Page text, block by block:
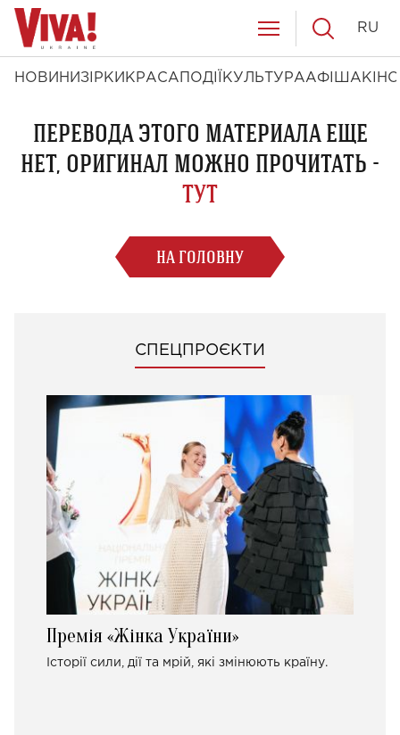
НОВИНИ ЗІРКИ КРАСА ПОДІЇ КУЛЬТУРААФІША КІНО
RU
ПЕРЕВОДА ЭТОГО МАТЕРИАЛА ЕЩЕ
НЕТ, ОРИГИНАЛ МОЖНО ПРОЧИТАТЬ -
ТУТ
НА ГОЛОВНУ
СПЕЦПРОЄКТИ
Премія «Жінка України»
Історії сили, дії та мрій, які змінюють країну.